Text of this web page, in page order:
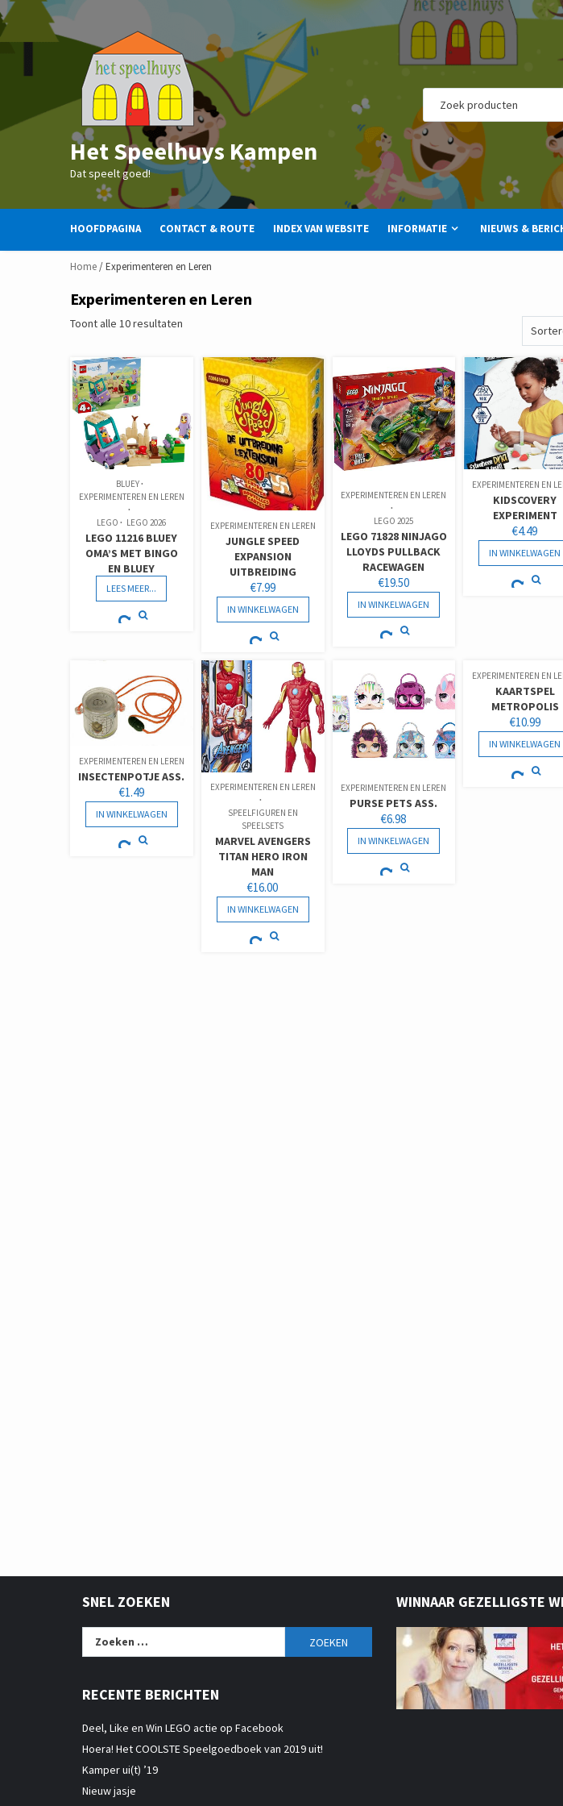
Skip
to
content
Het Speelhuys Kampen
Dat speelt goed!
HOOFDPAGINA CONTACT & ROUTE INDEX VAN WEBSITE INFORMATIE NIEUWS &
Home/ Experimenteren en Leren
Experimenteren en Leren
Toont alle 10 resultaten
BLUEY
EXPERIMENTEREN EN LEREN
LEGO LEGO 2026
LEGO 11216 BLUEY
OMA’S MET BINGO
EN BLUEY
LEES MEER...
EXPERIMENTEREN EN LEREN
JUNGLE SPEED
EXPANSION
UITBREIDING
€7.99
IN WINKELWAGEN
EXPERIMENTEREN EN LEREN
LEGO 2025
LEGO 71828 NINJAGO
LLOYDS PULLBACK
RACEWAGEN
€19.50
IN WINKELWAGEN
EXPERIMENTEREN EN
KIDSCOVERY
EXPERIMENT
€4.49
IN WINKELWAGEN
EXPERIMENTEREN EN LEREN
INSECTENPOTJE ASS.
€1.49
IN WINKELWAGEN
EXPERIMENTEREN EN LEREN
SPEELFIGUREN EN
SPEELSETS
MARVEL AVENGERS
TITAN HERO IRON
MAN
€16.00
IN WINKELWAGEN
EXPERIMENTEREN EN LEREN
PURSE PETS ASS.
€6.98
IN WINKELWAGEN
EXPERIMENTEREN EN
KAARTSPEL
METROPOLIS
€10.99
IN WINKELWAGEN
SNEL ZOEKEN
Zoeken
RECENTE BERICHTEN
Deel, Like en Win LEGO actie op Facebook
Hoera! Het COOLSTE Speelgoedboek van 2019 uit!
Kamper ui(t) ’19
Nieuw jasje
WINNAAR GEZELLIGSTE